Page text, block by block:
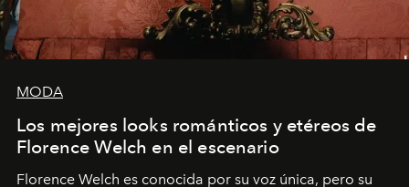
MODA
Los mejores looks románticos y etéreos de
Florence Welch en el escenario
Florence Welch es conocida por su voz única, pero su